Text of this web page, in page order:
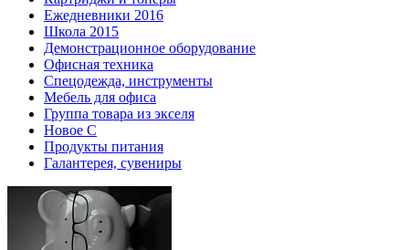
Ежедневники 2016
Школа 2015
Демонстрационное оборудование
Офисная техника
Спецодежда, инструменты
Мебель для офиса
Группа товара из экселя
Новое С
Продукты питания
Галантерея, сувениры